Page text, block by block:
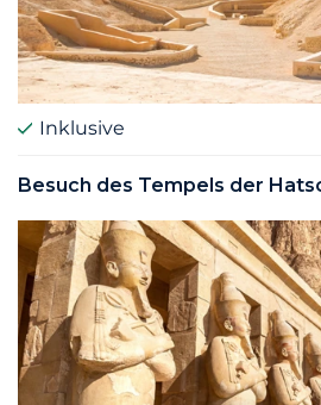
Inklusive
Besuch des Tempels der